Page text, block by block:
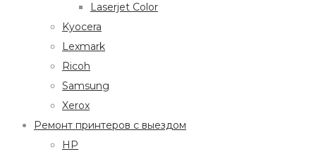
Laserjet Color
Kyocera
Lexmark
Ricoh
Samsung
Xerox
Ремонт принтеров с выездом
HP